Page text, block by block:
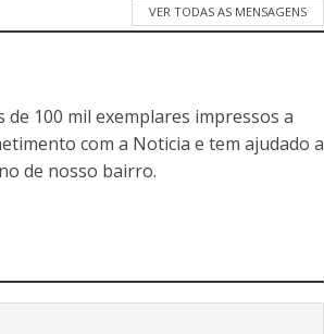
VER TODAS AS MENSAGENS
100 mil exemplares impressos a
com a Noticia e tem ajudado a
de nosso bairro.